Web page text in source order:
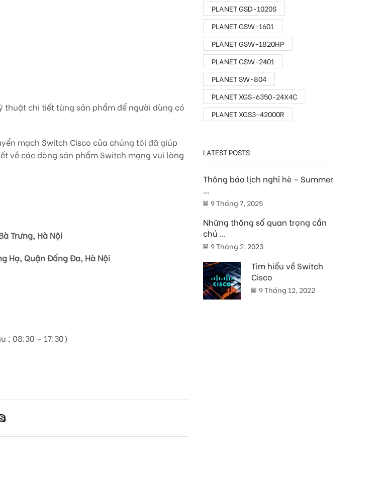
chi tiết từng sản phẩm để người dùng có
mạch Switch Cisco của chúng tôi đã giúp
về các dòng sản phẩm Switch mạng vui lòng
Trưng, Hà Nội
Hạ, Quận Đống Đa, Hà Nội
; 08:30 – 17:30)
PLANET GSD-1020S
PLANET GSW-1601
PLANET GSW-1820HP
PLANET GSW-2401
PLANET SW-804
PLANET XGS-6350-24X4C
PLANET XGS3-42000R
LATEST POSTS
Thông báo lịch nghỉ hè – Summer
...
9 Tháng 7, 2025
Những thông số quan trọng cần
chú ...
9 Tháng 2, 2023
Tìm hiểu về Switch
Cisco
9 Tháng 12, 2022